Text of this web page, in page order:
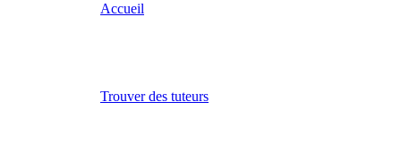
Accueil
Trouver des tuteurs